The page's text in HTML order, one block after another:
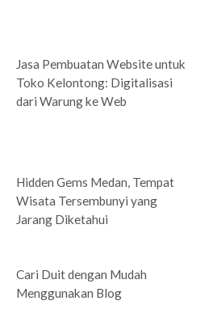
Jasa Pembuatan Website untuk
Toko Kelontong: Digitalisasi
dari Warung ke Web
Hidden Gems Medan, Tempat
Wisata Tersembunyi yang
Jarang Diketahui
Cari Duit dengan Mudah
Menggunakan Blog